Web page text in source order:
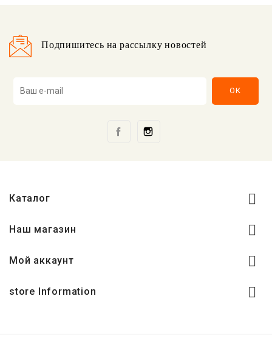
Подпишитесь на рассылку новостей
Facebook
Каталог 
Наш магазин 
Мой аккаунт 
store Information 